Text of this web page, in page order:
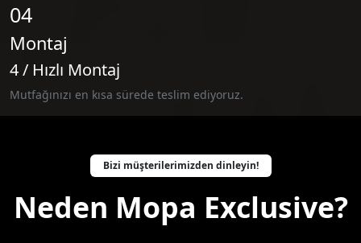
04
Montaj
4 / Hızlı Montaj
Mutfağınızı en kısa sürede teslim ediyoruz.
Bizi müşterilerimizden dinleyin!
Neden Mopa Exclusive?